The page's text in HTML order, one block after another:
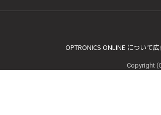
OPTRONICS ONLINE について
Copyright